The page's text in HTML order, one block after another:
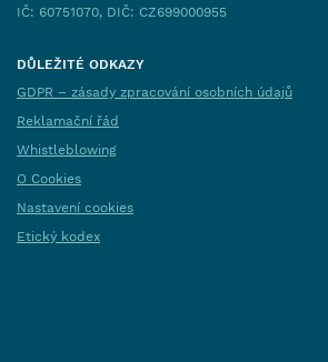
IČ: 60751070, DIČ: CZ699000955
DŮLEŽITÉ ODKAZY
GDPR – zásady zpracování osobních údajů
Reklamační řád
Whistleblowing
O Cookies
Nastavení cookies
Etický kodex